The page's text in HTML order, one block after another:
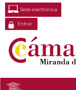
Saltar
contenido
Entrar
Sede electrónica